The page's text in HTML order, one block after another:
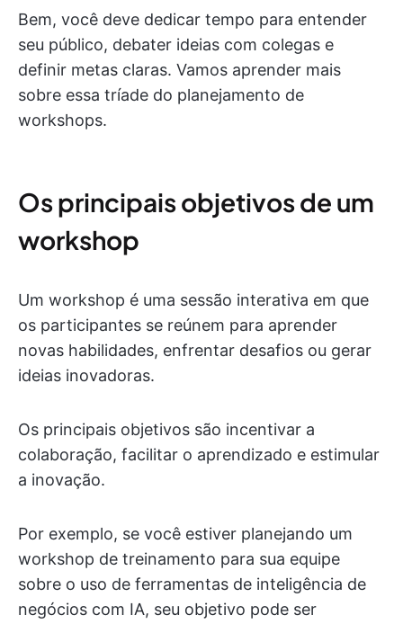
Bem, você deve dedicar tempo para entender
seu público, debater ideias com colegas e
definir metas claras. Vamos aprender mais
sobre essa tríade do planejamento de
workshops.
Os principais objetivos de um
workshop
Um workshop é uma sessão interativa em que
os participantes se reúnem para aprender
novas habilidades, enfrentar desafios ou gerar
ideias inovadoras.
Os principais objetivos são incentivar a
colaboração, facilitar o aprendizado e estimular
a inovação.
Por exemplo, se você estiver planejando um
workshop de treinamento para sua equipe
sobre o uso de ferramentas de inteligência de
negócios com IA, seu objetivo pode ser